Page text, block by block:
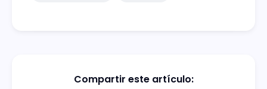
Compartir este artículo: